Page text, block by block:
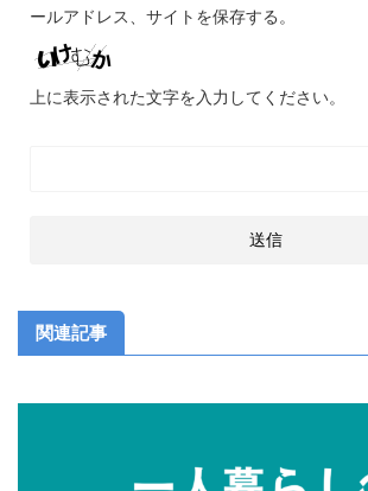
ールアドレス、サイトを保存する。
上に表示された文字を入力してください。
関連記事